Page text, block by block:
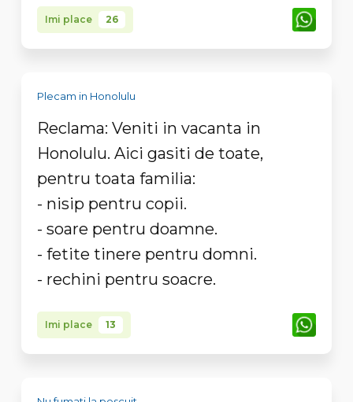
Imi place 26
Plecam in Honolulu
Reclama: Veniti in vacanta in
Honolulu. Aici gasiti de toate,
pentru toata familia:
- nisip pentru copii.
- soare pentru doamne.
- fetite tinere pentru domni.
- rechini pentru soacre.
Imi place 13